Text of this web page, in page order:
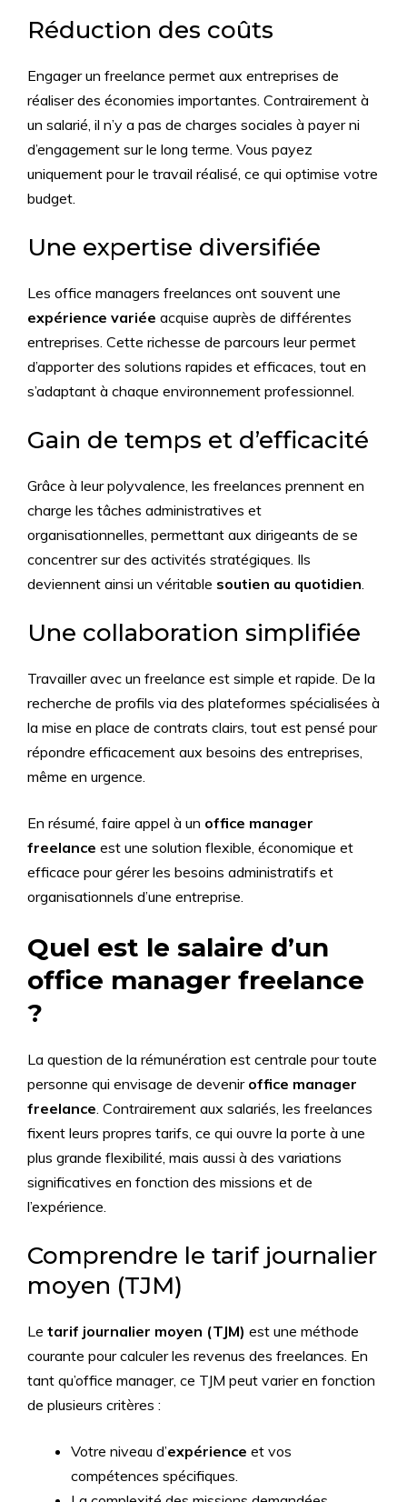
Réduction des coûts
Engager un freelance permet aux entreprises de
réaliser des économies importantes. Contrairement à
un salarié, il n’y a pas de charges sociales à payer ni
d’engagement sur le long terme. Vous payez
uniquement pour le travail réalisé, ce qui optimise votre
budget.
Une expertise diversifiée
Les office managers freelances ont souvent une
expérience variée acquise auprès de différentes
entreprises. Cette richesse de parcours leur permet
d’apporter des solutions rapides et efficaces, tout en
s’adaptant à chaque environnement professionnel.
Gain de temps et d’efficacité
Grâce à leur polyvalence, les freelances prennent en
charge les tâches administratives et
organisationnelles, permettant aux dirigeants de se
concentrer sur des activités stratégiques. Ils
deviennent ainsi un véritable soutien au quotidien.
Une collaboration simplifiée
Travailler avec un freelance est simple et rapide. De la
recherche de profils via des plateformes spécialisées à
la mise en place de contrats clairs, tout est pensé pour
répondre efficacement aux besoins des entreprises,
même en urgence.
En résumé, faire appel à un office manager
freelance est une solution flexible, économique et
efficace pour gérer les besoins administratifs et
organisationnels d’une entreprise.
Quel est le salaire d’un
office manager freelance
?
La question de la rémunération est centrale pour toute
personne qui envisage de devenir office manager
freelance. Contrairement aux salariés, les freelances
fixent leurs propres tarifs, ce qui ouvre la porte à une
plus grande flexibilité, mais aussi à des variations
significatives en fonction des missions et de
l’expérience.
Comprendre le tarif journalier
moyen (TJM)
Le tarif journalier moyen (TJM) est une méthode
courante pour calculer les revenus des freelances. En
tant qu’office manager, ce TJM peut varier en fonction
de plusieurs critères :
Votre niveau d’expérience et vos
compétences spécifiques.